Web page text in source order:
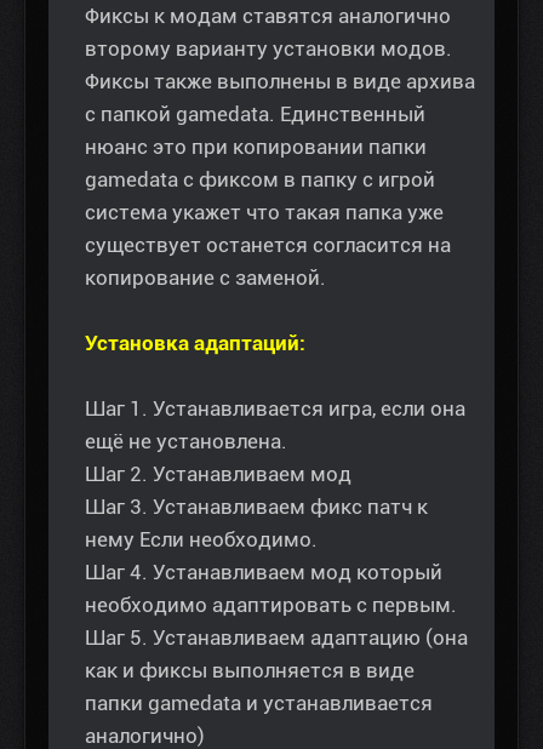
Фиксы к модам ставятся аналогично
второму варианту установки модов.
Фиксы также выполнены в виде архива
с папкой gamedata. Единственный
нюанс это при копировании папки
gamedata с фиксом в папку с игрой
система укажет что такая папка уже
существует останется согласится на
копирование с заменой.
Установка адаптаций:
Шаг 1. Устанавливается игра, если она
ещё не установлена.
Шаг 2. Устанавливаем мод
Шаг 3. Устанавливаем фикс патч к
нему Если необходимо.
Шаг 4. Устанавливаем мод который
необходимо адаптировать с первым.
Шаг 5. Устанавливаем адаптацию (она
как и фиксы выполняется в виде
папки gamedata и устанавливается
аналогично)